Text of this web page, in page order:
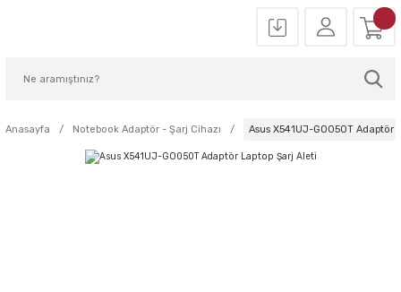
Anasayfa Notebook Adaptör - Şarj Cihazı Asus X541UJ-GO050T Adaptör